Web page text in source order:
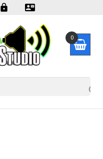
 
0
